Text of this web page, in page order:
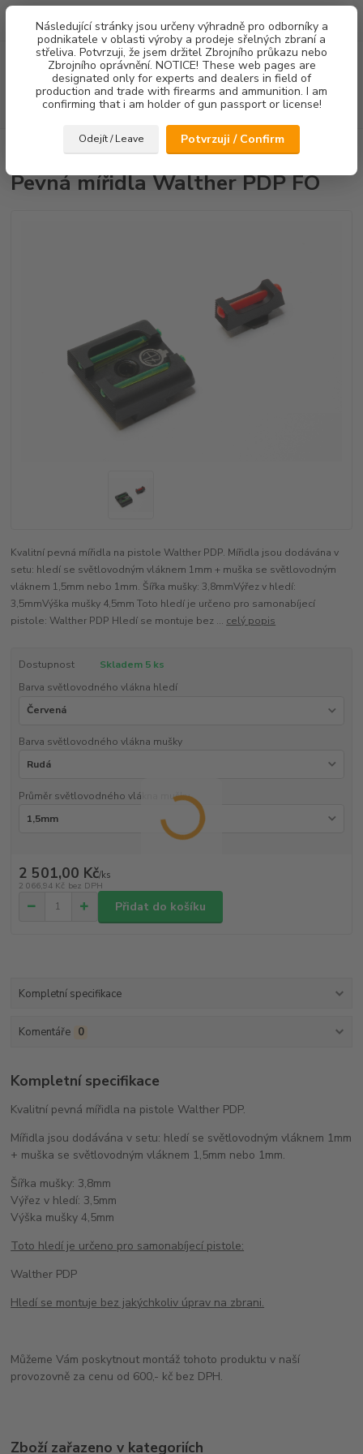
Následující stránky jsou určeny výhradně pro odborníky a
podnikatele v oblasti výroby a prodeje sřelných zbraní a
střeliva. Potvrzuji, že jsem držitel Zbrojního průkazu nebo
Zbrojního oprávnění. NOTICE! These web pages are
designated only for experts and dealers in field of
production and trade with firearms and ammunition. I am
confirming that i am holder of gun passport or license!
Odejít / Leave Potvrzuji / Confirm
Menu
Hledat
za0,00 Kč
Pevná mířidla Walther PDP FO
Pevná mířidla Walther PDP FO
Kvalitní pevná mířidla na pistole Walther PDP. Mířidla jsou dodávána v
setu: hledí se světlovodným vláknem 1mm + muška se světlovodným
vláknem 1,5mm nebo 1mm. Šířka mušky: 3,8mmVýřez v hledí:
3,5mmVýška mušky 4,5mm Toto hledí je určeno pro samonabíjecí
pistole: Walther PDP Hledí se montuje bez ... celý popis
Dostupnost
Skladem 5 ks
Barva světlovodného vlákna hledí
Barva světlovodného vlákna mušky
Průměr světlovodného vlákna mušky
2 501,00 Kč/ks
2 066,94 Kč bez DPH
Přidat do košíku
Kompletní specifikace
Komentáře 0
Kompletní specifikace
Kvalitní pevná mířidla na pistole Walther PDP.
Mířidla jsou dodávána v setu: hledí se světlovodným vláknem 1mm
+ muška se světlovodným vláknem 1,5mm nebo 1mm.
Šířka mušky: 3,8mm
Výřez v hledí: 3,5mm
Výška mušky 4,5mm
Toto hledí je určeno pro samonabíjecí pistole:
Walther PDP
Hledí se montuje bez jakýchkoliv úprav na zbrani.
Můžeme Vám poskytnout montáž tohoto produktu v naší
provozovně za cenu od 600,- kč bez DPH.
Zboží zařazeno v kategoriích